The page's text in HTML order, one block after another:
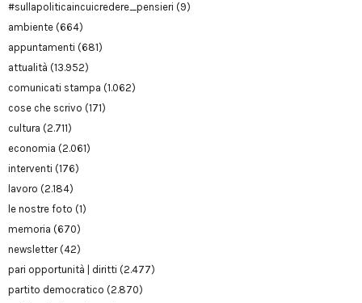
#sullapoliticaincuicredere_pensieri (9)
ambiente (664)
appuntamenti (681)
attualità (13.952)
comunicati stampa (1.062)
cose che scrivo (171)
cultura (2.711)
economia (2.061)
interventi (176)
lavoro (2.184)
le nostre foto (1)
memoria (670)
newsletter(42)
pari opportunità | diritti (2.477)
partito democratico (2.870)